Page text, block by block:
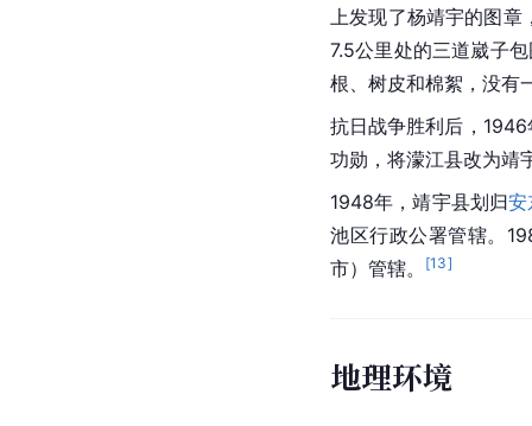
上发现了杨靖宇的图
7.5公里处的三道崴子
根、树皮和棉絮，没有
抗日战争胜利后，
功勋，将濛江县改为靖
1948年，靖宇县划归安
池区行政公署管辖。
市）管辖。
[13]
地理环境